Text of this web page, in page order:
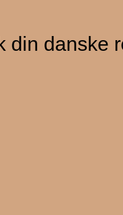
din danske